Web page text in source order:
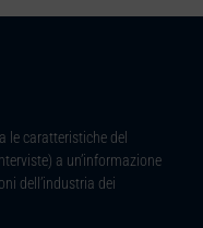
le caratteristiche del
a un’informazione
dell’industria dei